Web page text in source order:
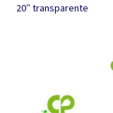
Carrito de compra
20″ transparente